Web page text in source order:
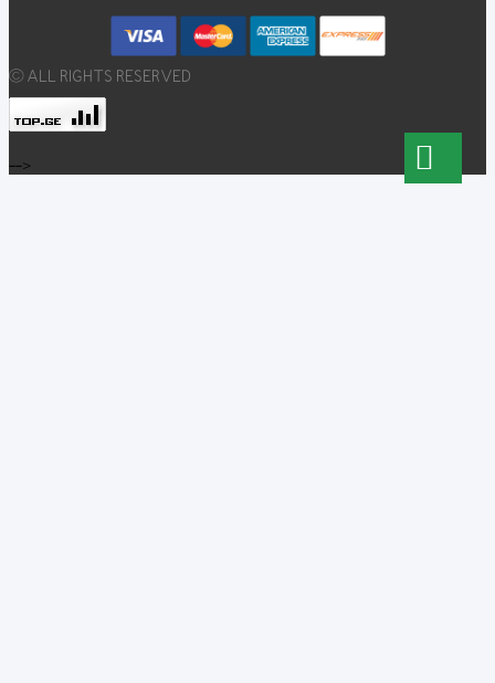
© ALL RIGHTS RESERVED
-->